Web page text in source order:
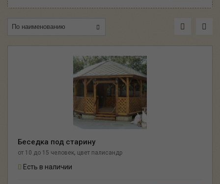
Беседка под старину
от 10 до 15 человек, цвет палисандр
Есть в наличии